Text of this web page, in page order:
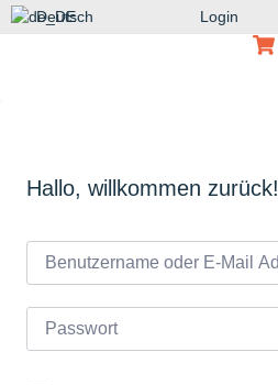
Deutsch Login
Hallo, willkommen zurück!